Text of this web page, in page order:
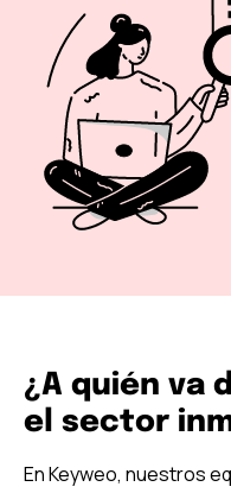
¿A quién va
el sector
En Keyweo, nuestros